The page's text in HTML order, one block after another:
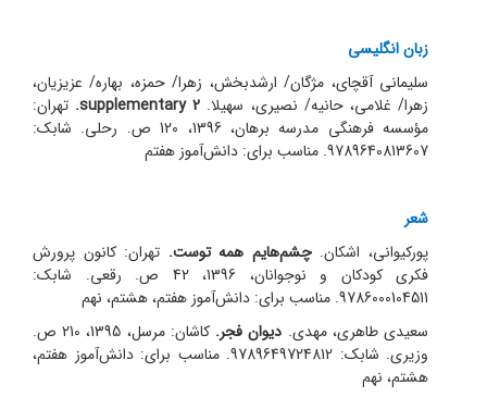
زبان انگلیسی
سلیمانی آقچای، مژگان/ ارشد‌بخش، زهرا/ حمزه، بهاره/ عزیزیان،
زهرا/ غلامی، حانیه/ نصیری، سهیلا. supplementary 2
. تهران:
مؤسسه فرهنگی مدرسه برهان، 1396، 120 ص. رحلی. شابک:
9789640813607. مناسب برای: دانش‌آموز هفتم
شعر
پور‌کیوانی، اشکان.چشم‌هایم همه توست. تهران: کانون پرورش
فکری کودکان و نوجوانان، 1396، 42 ص. رقعی. شابک:
9786000104511. مناسب برای: دانش‌آموز هفتم، هشتم، نهم
سعیدی طاهری، مهدی. دیوان فجر.
کاشان: مرسل، 1395، 210 ص.
وزیری. شابک: 9789649724812. مناسب برای: دانش‌آموز هفتم،
هشتم، نهم